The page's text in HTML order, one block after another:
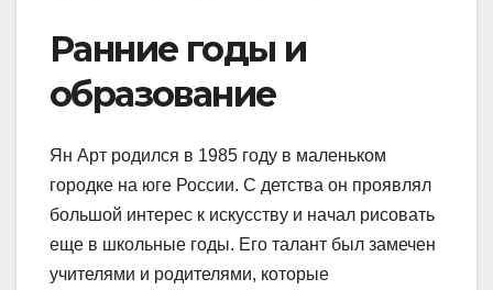
Ранние годы и
образование
Ян Арт родился в 1985 году в маленьком
городке на юге России. С детства он проявлял
большой интерес к искусству и начал рисовать
еще в школьные годы. Его талант был замечен
учителями и родителями, которые